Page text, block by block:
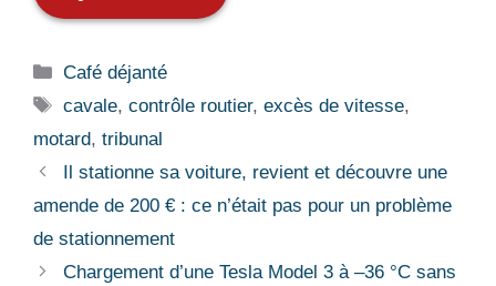
Catégories
Café déjanté
Étiquettes
cavale,contrôle routier,excès de vitesse,
motard, tribunal
Il stationne sa voiture, revient et découvre une
amende de 200 € : ce n’était pas pour un problème
de stationnement
Chargement d’une Tesla Model 3 à –36 °C sans